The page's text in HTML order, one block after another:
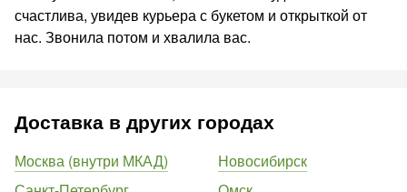
счастлива, увидев курьера с букетом и открыткой от
нас. Звонила потом и хвалила вас.
Доставка в других городах
Москва (внутри МКАД)
Новосибирск